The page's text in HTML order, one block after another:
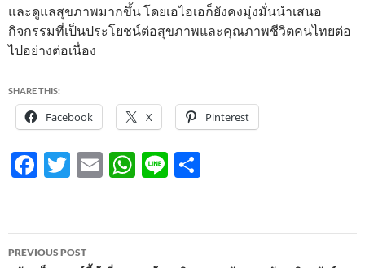
และดูแลสุขภาพมากขึ้น โดยเอไอเอก็ยังคงมุ่งมั่นนำเสนอ
กิจกรรมที่เป็นประโยชน์ต่อสุขภาพและคุณภาพชีวิตคนไทยต่อ
ไปอย่างต่อเนื่อง
SHARE THIS:
Facebook X Pinterest
F
b
T
er
E
W
s
Li
e
Post
PREVIOUS POST